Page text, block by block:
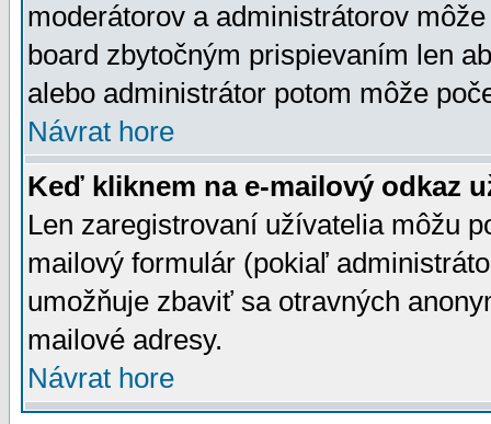
moderátorov a administrátorov
board zbytočným prispievaním len
alebo administrátor potom môže
Návrat hore
Keď kliknem na e-mailový odkaz
Len zaregistrovaní užívatelia môžu
mailový formulár (pokiaľ
umožňuje zbaviť sa otravných
mailové adresy.
Návrat hore